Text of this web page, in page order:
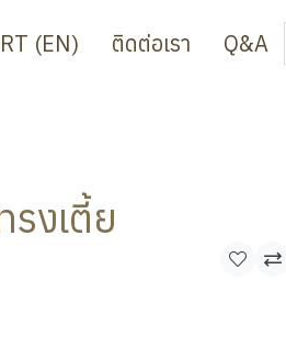
(EN) ติดต่อเรา Q&A
งเตี้ย